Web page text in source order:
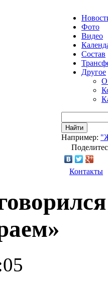
Фото
Видео
Состав
Другое
О
Найти
Например:
Контакты